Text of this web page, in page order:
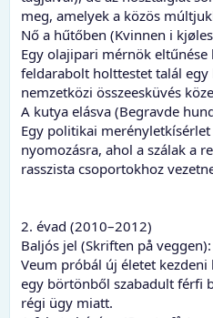
meg, amelyek a közös
Nő a hűtőben (Kvinnen i
Egy olajipari mérnök eltűnése
feldarabolt holttestet talál egy
nemzetközi összeesküvés
A kutya elásva (Begravde
Egy politikai
nyomozásra, ahol a szálak a
rasszista csoportokhoz
2. évad (2010–2012)
Baljós jel (Skriften på veggen):
Veum próbál új életet
egy börtönből szabadult férfi
régi ügy miatt.